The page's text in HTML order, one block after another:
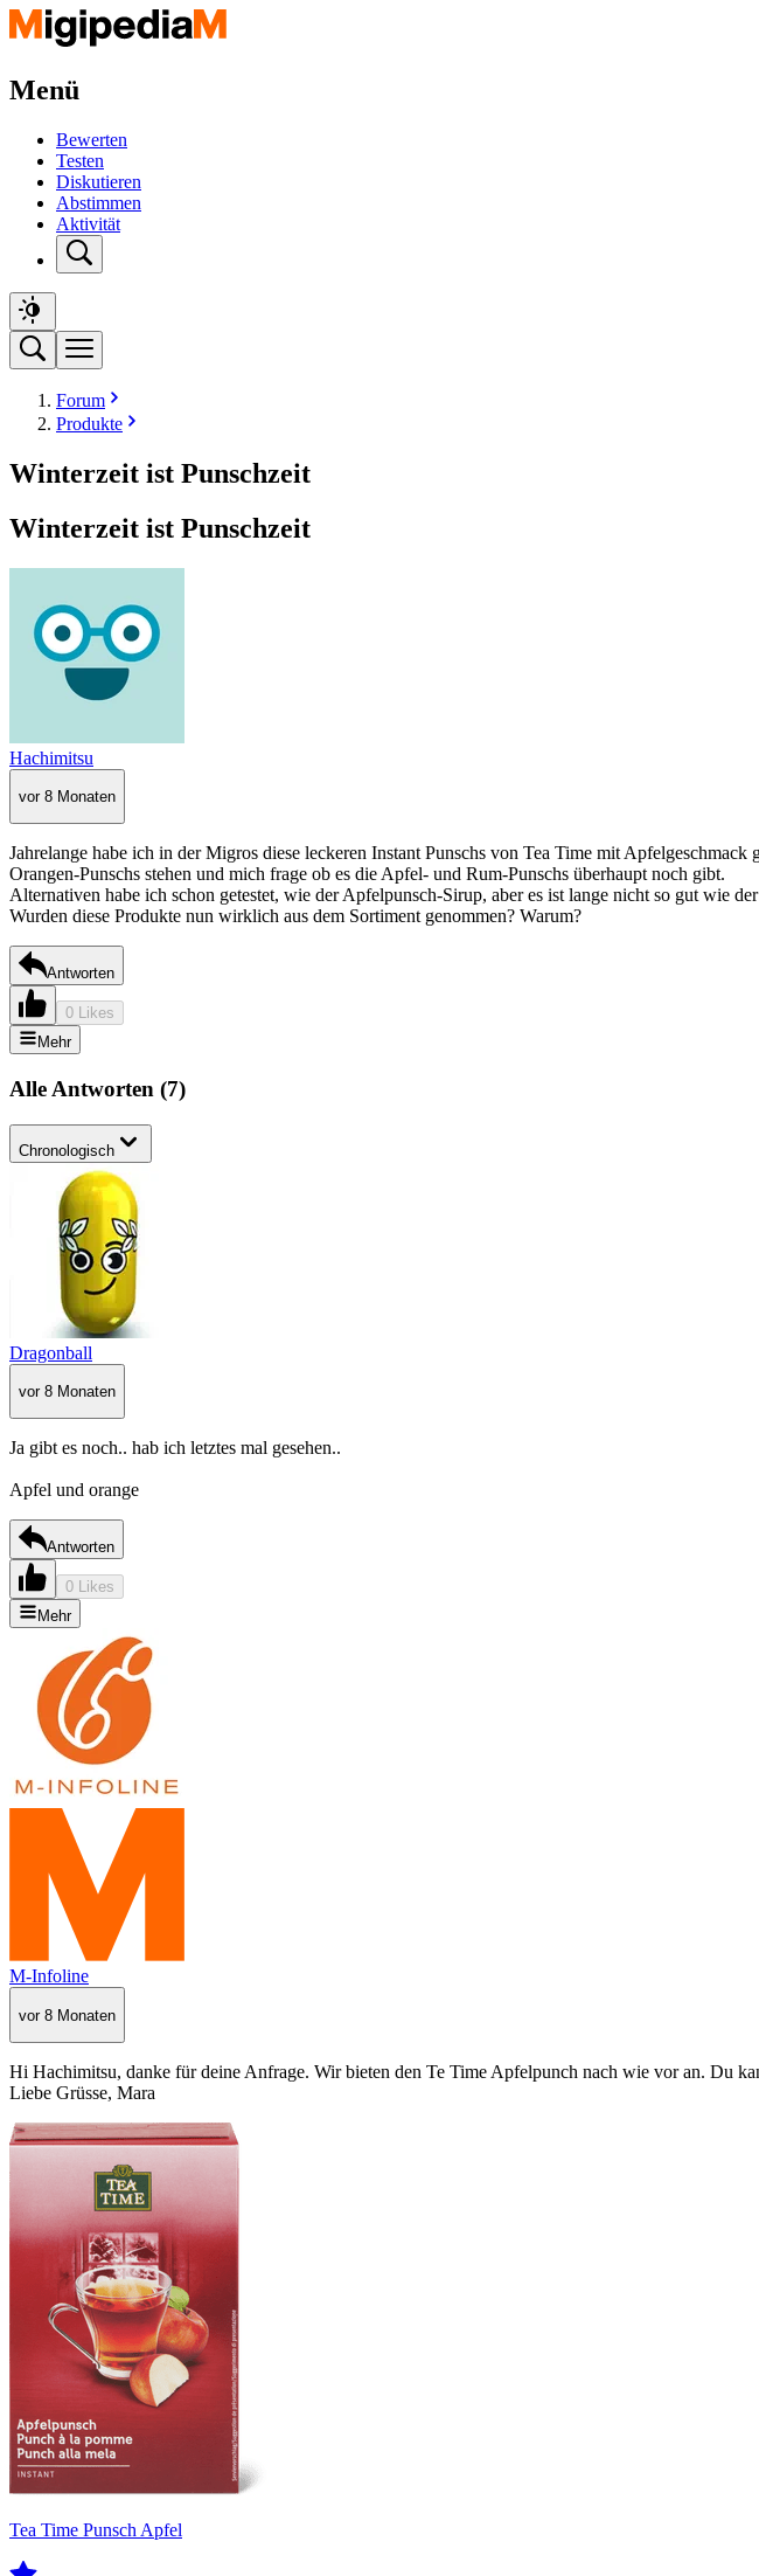
Menü
Bewerten
Testen
Diskutieren
Abstimmen
Aktivität
Forum
Produkte
Winterzeit ist Punschzeit
Winterzeit ist Punschzeit
Hachimitsu
vor 8 Monaten
Jahrelange habe ich in der Migros diese leckeren Instant Punschs von Tea Time mit
Orangen-Punschs stehen und mich frage ob es die Apfel- und Rum-Punschs überhaupt noch gibt.
Alternativen habe ich schon getestet, wie der Apfelpunsch-Sirup, aber es ist lange nicht so gut wie
Wurden diese Produkte nun wirklich aus dem Sortiment genommen? Warum?
Antworten
0 Likes
Mehr
Alle Antworten (7)
Chronologisch
Dragonball
vor 8 Monaten
Ja gibt es noch.. hab ich letztes mal gesehen..
Apfel und orange
Antworten
0 Likes
Mehr
M-Infoline
vor 8 Monaten
Hi Hachimitsu, danke für deine Anfrage. Wir bieten den Te Time Apfelpunch nach wie vor an. Du
Liebe Grüsse, Mara
Tea Time Punsch Apfel